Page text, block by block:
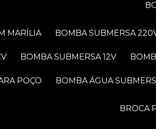
MARÍLIA BOMBA SUBMERSA
BOMBA SUBMERSA 12V
POÇO BOMBA ÁGUA